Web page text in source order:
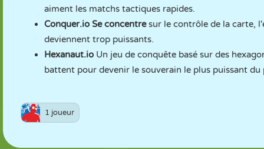
aiment les matchs tactiques rapides.
Conquer.io Se concentresur le contrôle de la carte,
deviennent trop puissants.
Hexanaut.io Un jeu de conquête basé sur des
battent pour devenir le souverain le plus puissant du
1 joueur